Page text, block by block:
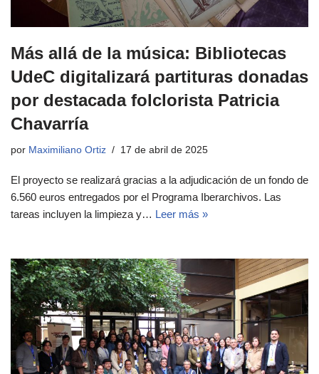
Más allá de la música: Bibliotecas
UdeC digitalizará partituras donadas
por destacada folclorista Patricia
Chavarría
por Maximiliano Ortiz 17 de abril de 2025
El proyecto se realizará gracias a la adjudicación de un fondo de
6.560 euros entregados por el Programa Iberarchivos. Las
tareas incluyen la limpieza y… Leer más »